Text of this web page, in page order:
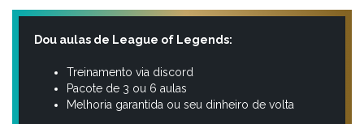
Dou aulas de League of Legends:
Treinamento via discord
Pacote de 3 ou 6 aulas
Melhoria garantida ou seu dinheiro de volta